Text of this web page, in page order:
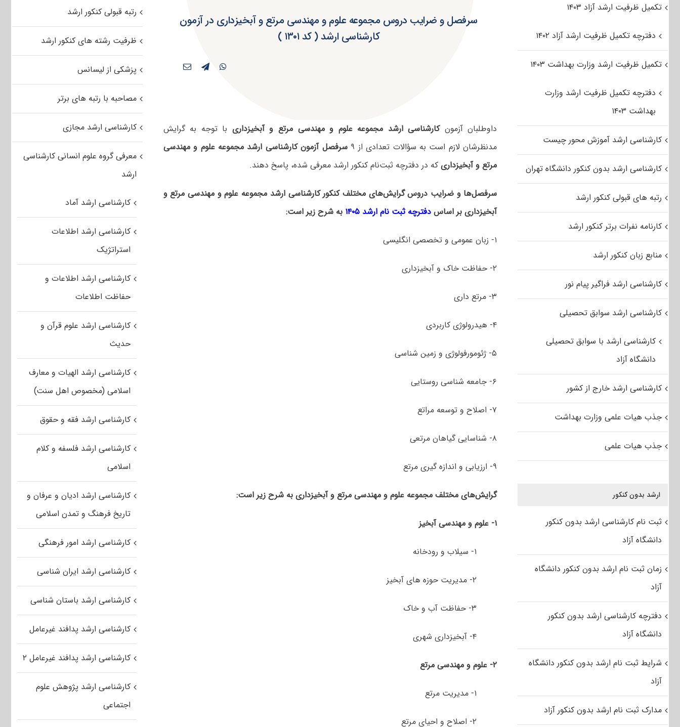
سرفصل و ضرایب دروس مجموعه علوم و مهندسی مرتع و آبخیزداری در آزمون
کارشناسی ارشد ( کد ۱۳۰۱ )
داوطلبان آزمونکارشناسی ارشد مجموعه علوم و مهندسی مرتع و آبخیزداری با توجه به گرایش
مدنظرشان لازم است به سؤالات تعدادی از ۹
سرفصل آزمون کارشناسی ارشد مجموعه علوم و مهندسی
مرتع و آبخیزداریکه در دفترچه‌ ثبت‌نام کنکور ارشد معرفی شده، پاسخ دهند.
سرفصل‌ها و ضرایب دروس گرایش‌های مختلف کنکور کارشناسی ارشد مجموعه علوم و مهندسی مرتع و
آبخیزداری بر اساسدفترچه ثبت نام ارشد ۱۴۰۵ به شرح زیر است:
۱- زبان عمومی و تخصصی انگلیسی
۲- حفاظت خاک و آبخیزداری
۳- مرتع داری
۴- هیدرولوژی کاربردی
۵- ژئومورفولوژی و زمین شناسی
۶- جامعه شناسی روستایی
۷- اصلاح و توسعه مراتع
۸- شناسایی گیاهان مرتعی
۹- ارزیابی و اندازه ­گیری مرتع
گرایش‌های مختلف مجموعه علوم و مهندسی مرتع و آبخیزداری به شرح زیر است:
۱- علوم و مهندسی آبخیز
۱- سیلاب و رودخانه
۲- مدیریت حوزه های آبخیز
۳- حفاظت آب و خاک
۴- آبخیزداری شهری
۲- علوم و مهندسی مرتع
۱- مدیریت مرتع
۲- اصلاح و احیای مرتع
رتبه قبولی کنکور ارشد
ظرفیت رشته های کنکور ارشد
پزشکی از لیسانس
مصاحبه با رتبه های برتر
کارشناسی ارشد مجازی
معرفی گروه علوم انسانی کارشناسی
ارشد
کارشناسی ارشد آماد
کارشناسی ارشد اطلاعات
استراتژیک
کارشناسی ارشد اطلاعات و
حفاظت اطلاعات
کارشناسی ارشد علوم قرآن و
حدیث
کارشناسی ارشد الهیات و معارف
اسلامی (مخصوص اهل سنت)
کارشناسی ارشد فقه و حقوق
کارشناسی ارشد فلسفه و کلام
اسلامی
کارشناسی ارشد ادیان و عرفان و
تاریخ فرهنگ و تمدن اسلامی
کارشناسی ارشد امور فرهنگی
کارشناسی ارشد ایران شناسی
کارشناسی ارشد باستان شناسی
کارشناسی ارشد پدافند غیرعامل
کارشناسی ارشد پدافند غیرعامل ۲
کارشناسی ارشد پژوهش علوم
اجتماعی
تکمیل ظرفیت ارشد آزاد ۱۴۰۳
دفترچه تکمیل ظرفیت ارشد آزاد ۱۴۰۲
تکمیل ظرفیت ارشد وزارت بهداشت ۱۴۰۳
دفترچه تکمیل ظرفیت ارشد وزارت
بهداشت ۱۴۰۳
کارشناسی ارشد آموزش محور چیست
کارشناسی ارشد بدون کنکور دانشگاه تهران
رتبه های قبولی کنکور ارشد
کارنامه نفرات برتر کنکور ارشد
منابع زبان کنکور ارشد
کارشناسی ارشد فراگیر پیام نور
کارشناسی ارشد سوابق تحصیلی
کارشناسی ارشد با سوابق تحصیلی
دانشگاه آزاد
کارشناسی ارشد خارج از کشور
جذب هیات علمی وزارت بهداشت
جذب هیات علمی
ارشد بدون کنکور
ثبت نام کارشناسی ارشد بدون کنکور
دانشگاه آزاد
زمان ثبت نام ارشد بدون کنکور دانشگاه
آزاد
دفترچه کارشناسی ارشد بدون کنکور
دانشگاه آزاد
شرایط ثبت نام ارشد بدون کنکور دانشگاه
آزاد
مدارک ثبت نام ارشد بدون کنکور آزاد